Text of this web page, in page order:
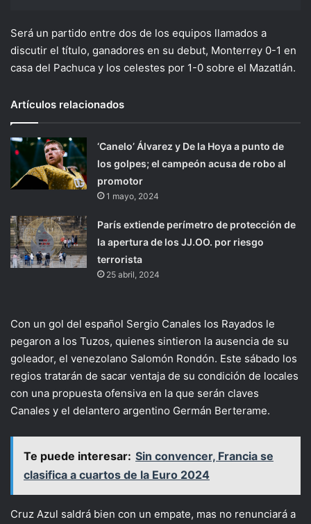
Será un partido entre dos de los equipos llamados a
discutir el título, ganadores en su debut, Monterrey 0-1 en
casa del Pachuca y los celestes por 1-0 sobre el Mazatlán.
Artículos relacionados
‘Canelo’ Álvarez y De la Hoya a punto de
los golpes; el campeón acusa de robo al
promotor
1 mayo, 2024
París extiende perímetro de protección de
la apertura de los JJ.OO. por riesgo
terrorista
25 abril, 2024
Con un gol del español Sergio Canales los Rayados le
pegaron a los Tuzos, quienes sintieron la ausencia de su
goleador, el venezolano Salomón Rondón. Este sábado los
regios tratarán de sacar ventaja de su condición de locales
con una propuesta ofensiva en la que serán claves
Canales y el delantero argentino Germán Berterame.
Te puede interesar: Sin convencer, Francia se
clasifica a cuartos de la Euro 2024
Cruz Azul saldrá bien con un empate, mas no renunciará a